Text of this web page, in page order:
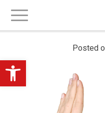
Posted
פתח